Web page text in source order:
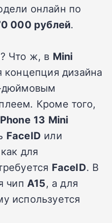
онлайн по
000 рублей.
Что ж, в Mini
концепция дизайна
дюймовым
Кроме того,
13 Mini
FaceID или
для
FaceID. В
чип A15, а для
используется